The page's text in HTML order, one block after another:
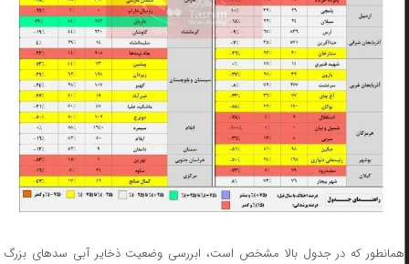
همانطور که در جدول بالا مشخص است، ابررسی وضعیت ذخایر آبی سدهای بزرگ